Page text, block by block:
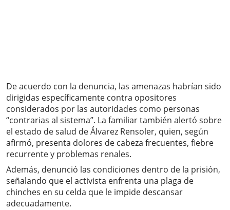
De acuerdo con la denuncia, las amenazas habrían sido
dirigidas específicamente contra opositores
considerados por las autoridades como personas
“contrarias al sistema”. La familiar también alertó sobre
el estado de salud de Álvarez Rensoler, quien, según
afirmó, presenta dolores de cabeza frecuentes, fiebre
recurrente y problemas renales.
Además, denunció las condiciones dentro de la prisión,
señalando que el activista enfrenta una plaga de
chinches en su celda que le impide descansar
adecuadamente.